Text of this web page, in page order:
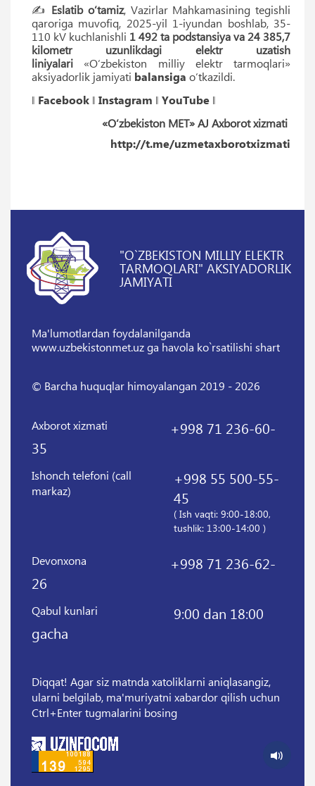
✍️ Eslatib o‘tamiz, Vazirlar Mahkamasining tegishli
qaroriga muvofiq, 2025-yil 1-iyundan boshlab, 35-
110 kV kuchlanishli 1 492 ta podstansiya va 24 385,7
kilometr uzunlikdagi elektr uzatish
liniyalari «O‘zbekiston milliy elektr tarmoqlari»
aksiyadorlik jamiyati balansiga o‘tkazildi.
‖ Facebook ‖ Instagram ‖ YouTube ‖
«O‘zbekiston MET» AJ Axborot xizmati
http://t.me/uzmetaxborotxizmati
"O`ZBEKISTON MILLIY ELEKTR
TARMOQLARI" AKSIYADORLIK
JAMIYATI
Ma'lumotlardan foydalanilganda
www.uzbekistonmet.uz ga havola ko`rsatilishi shart
© Barcha huquqlar himoyalangan 2019 - 2026
Axborot xizmati
+998 71 236-60-
35
Ishonch telefoni (call
markaz)
+998 55 500-55-
45
( Ish vaqti: 9:00-18:00,
tushlik: 13:00-14:00 )
Devonxona
+998 71 236-62-
26
Qabul kunlari
9:00 dan 18:00
gacha
Diqqat! Agar siz matnda xatoliklarni aniqlasangiz,
ularni belgilab, ma'muriyatni xabardor qilish uchun
Ctrl+Enter tugmalarini bosing